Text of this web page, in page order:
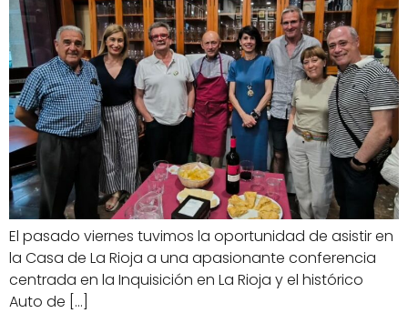
El pasado viernes tuvimos la oportunidad de asistir en
la Casa de La Rioja a una apasionante conferencia
centrada en la Inquisición en La Rioja y el histórico
Auto de […]